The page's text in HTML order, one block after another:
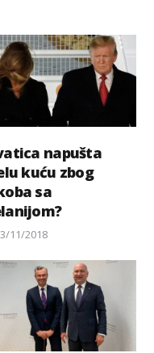
napušta
kuću zbog
sa
11/2018